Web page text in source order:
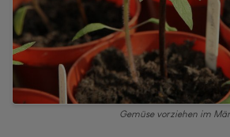
Gemüse vorziehen im